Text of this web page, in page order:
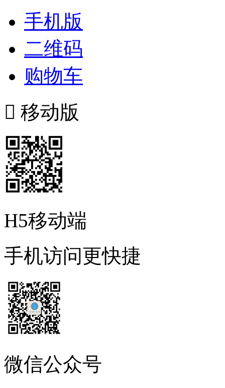
手机版
二维码
购物车
 移动版
H5移动端
手机访问更快捷
微信公众号